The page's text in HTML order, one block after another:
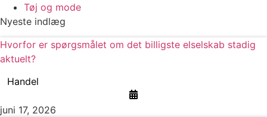
Tøj og mode
Nyeste indlæg
Hvorfor er spørgsmålet om det billigste elselskab stadig
aktuelt?
Handel
juni 17, 2026